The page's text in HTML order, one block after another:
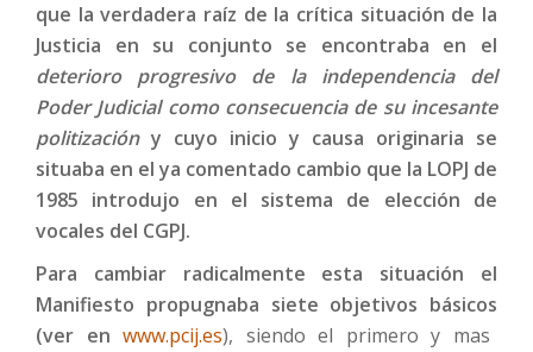
que la verdadera raíz de la crítica situación de la
Justicia en su conjunto se encontraba en el
deterioro progresivo de la independencia del
Poder Judicial como consecuencia de su incesante
politizacióny cuyo inicio y causa originaria se
situaba en el ya comentado cambio que la LOPJ de
1985 introdujo en el sistema de elección de
vocales del CGPJ.
Para cambiar radicalmente esta situación el
Manifiesto propugnaba siete objetivos básicos
(ver en www.pcij.es), siendo el primero y mas